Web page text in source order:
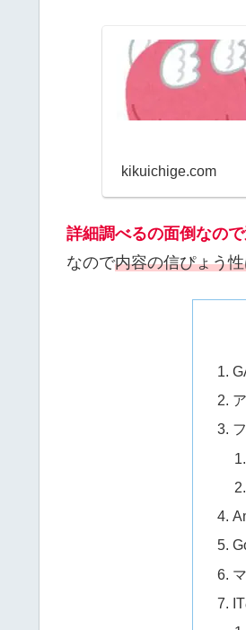
kikuichige.com
詳細調べるの面倒なの
なので内容の信ぴょう